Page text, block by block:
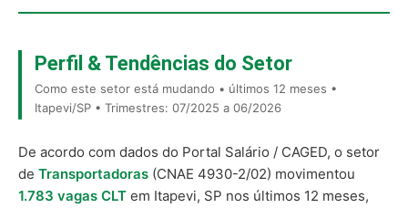
Perfil & Tendências do Setor
Como este setor está mudando • últimos 12 meses •
Itapevi/SP • Trimestres: 07/2025 a 06/2026
De acordo com dados do Portal Salário / CAGED, o setor
de Transportadoras (CNAE 4930-2/02) movimentou
1.783 vagas CLT em Itapevi, SP nos últimos 12 meses,